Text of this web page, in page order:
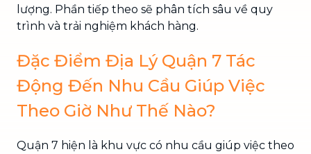
lượng. Phần tiếp theo sẽ phân tích sâu về quy
trình và trải nghiệm khách hàng.
Đặc Điểm Địa Lý Quận 7 Tác
Động Đến Nhu Cầu Giúp Việc
Theo Giờ Như Thế Nào?
Quận 7 hiện là khu vực có nhu cầu giúp việc theo